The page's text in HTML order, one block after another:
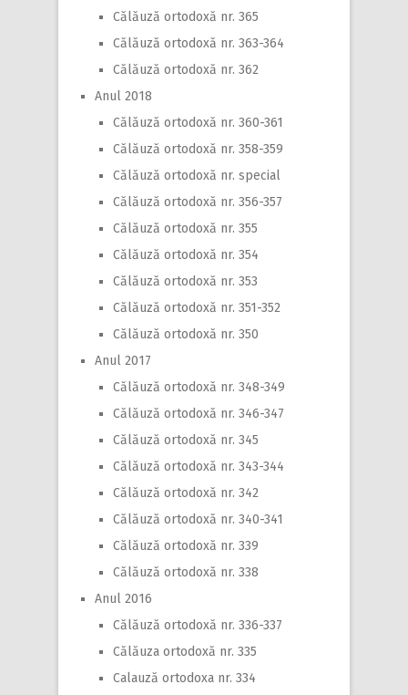
Călăuză ortodoxă nr. 365
Călăuză ortodoxă nr. 363-364
Călăuză ortodoxă nr. 362
Anul 2018
Călăuză ortodoxă nr. 360-361
Călăuză ortodoxă nr. 358-359
Călăuză ortodoxă nr. special
Călăuză ortodoxă nr. 356-357
Călăuză ortodoxă nr. 355
Călăuză ortodoxă nr. 354
Călăuză ortodoxă nr. 353
Călăuză ortodoxă nr. 351-352
Călăuză ortodoxă nr. 350
Anul 2017
Călăuză ortodoxă nr. 348-349
Călăuză ortodoxă nr. 346-347
Călăuză ortodoxă nr. 345
Călăuză ortodoxă nr. 343-344
Călăuză ortodoxă nr. 342
Călăuză ortodoxă nr. 340-341
Călăuză ortodoxă nr. 339
Călăuză ortodoxă nr. 338
Anul 2016
Călăuză ortodoxă nr. 336-337
Călăuza ortodoxă nr. 335
Calauză ortodoxa nr. 334